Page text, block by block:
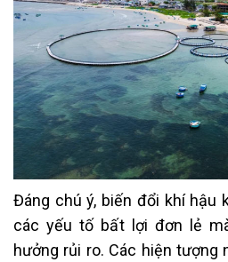
Đáng chú ý, biến đổi khí hậu
các yếu tố bất lợi đơn lẻ
hưởng rủi ro. Các hiện tượng